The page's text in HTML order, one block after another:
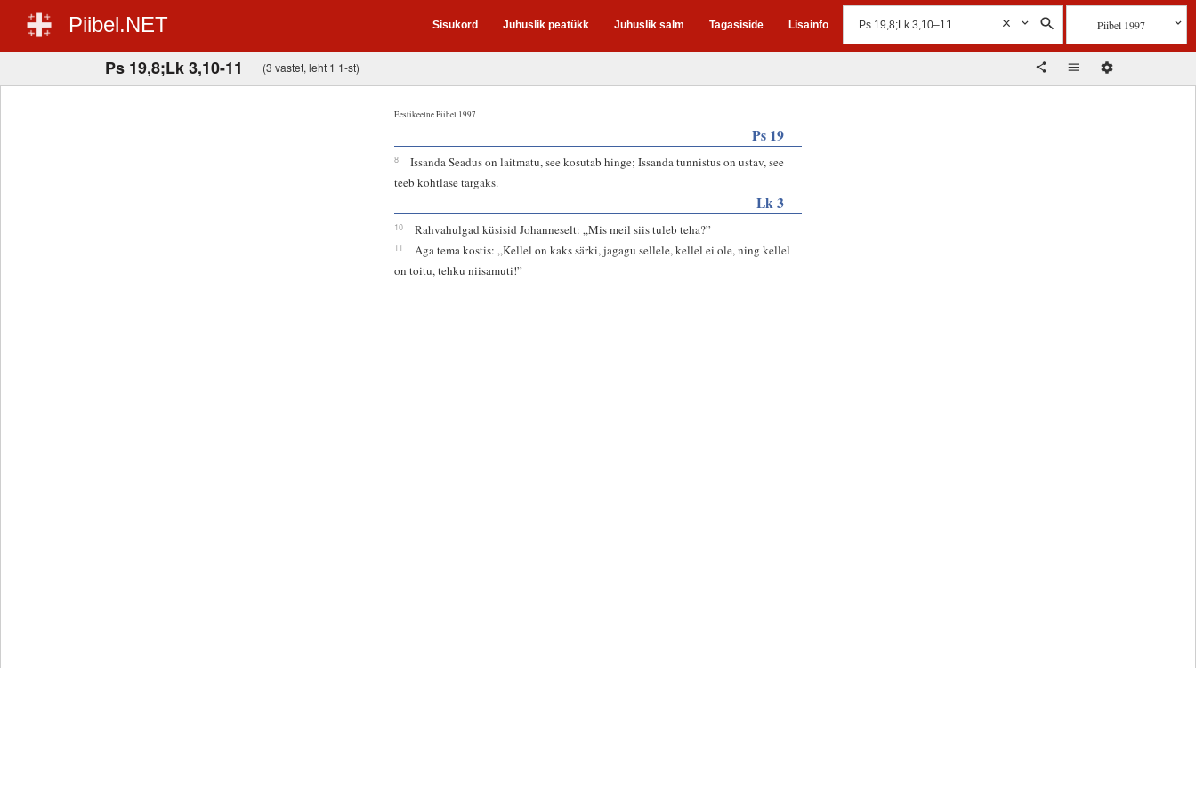
Piibel.NET Sisukord Juhuslik peatükk Juhuslik salm Tagasiside Lisainfo Piibel 1997
Ps 19,8;Lk 3,10-11 (3 vastet, leht 1 1-st)
Eestikeelne Piibel 1997
Ps 19
8
Issanda Seadus on laitmatu, see kosutab hinge; Issanda tunnistus on ustav, see
teeb kohtlase targaks.
Lk 3
10 Rahvahulgad küsisid Johanneselt: „Mis meil siis tuleb teha?”
11
Aga tema kostis: „Kellel on kaks särki, jagagu sellele, kellel ei ole, ning kellel
on toitu, tehku niisamuti!”